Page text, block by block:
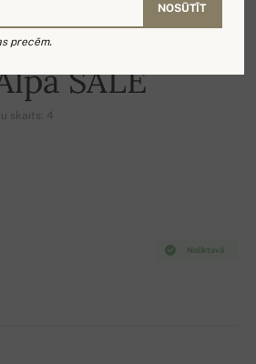
SALE
skaits: 4
Noliktavā
NOSŪTĪT
precēm.